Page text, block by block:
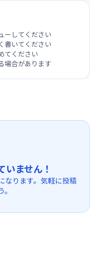
いません！
なります。気軽に投稿
ーしてください
書いてください
てください
場合があります